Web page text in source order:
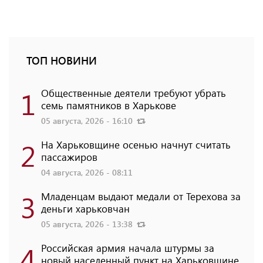
ТОП НОВИНИ
1 Общественные деятели требуют убрать
семь памятников в Харькове
05 августа, 2026 - 16:10
2 На Харьковщине осенью начнут считать
пассажиров
04 августа, 2026 - 08:11
3 Младенцам выдают медали от Терехова за
деньги харьковчан
05 августа, 2026 - 13:38
Российская армия начала штурмы за
новый населенный пункт на Харьковщине